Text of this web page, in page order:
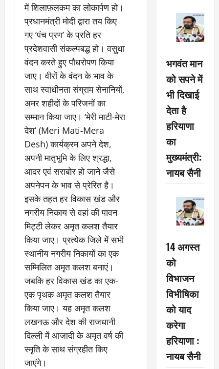
में शिलाफ़लकम का लोकार्पण हो।
प्रधानमंत्री मोदी द्वारा तय किए
गए ‘पंच प्रण’ के प्रति हर
प्रदेशवासी संकल्पबद्ध हो। वसुधा
वंदन करते हुए पौधरोपण किया
जाए। वीरों के वंदन के भाव के
साथ स्वाधीनता संग्राम सेनानियों,
अमर शहीदों के परिजनों का
सम्मान किया जाए। ‘मेरी माटी-मेरा
देश’ (Meri Mati-Mera
Desh) कार्यक्रम अपने देश,
अपनी मातृभूमि के लिए श्रद्धा,
आदर एवं सराबोर हो जाने जैसे
अपनेपन के भाव से प्रेरित है।
इसके तहत हर विकास खंड और
नगरीय निकाय से वहां की पावन
मिट्टी लेकर अमृत कलश तैयार
किया जाए। प्रत्येक जिले में सभी
स्थानीय नगरीय निकायों का एक
सम्मिलित अमृत कलश बनाएं।
जबकि हर विकास खंड का एक-
एक पृथक अमृत कलश तैयार
किया जाए। यह अमृत कलश
लखनऊ और देश की राजधानी
दिल्ली में आजादी के अमृत वर्ष की
स्मृति के साथ संग्रहीत किए
जाएंगे।
भगवंत मान
को सपने में
भी दिखाई
देता है
हरियाणा
का
मुख्यमंत्री:
नायब सैनी
14 अगस्त
को
विभाजन
विभीषिका
को याद
करेगा
हरियाणा :
नायब सैनी